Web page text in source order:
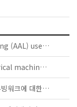
IEC TS 63134:2020 - Active assisted living (AAL) use cases
IEC 60034-5:2020 RLV - Rotating electrical machines - Part 5: Degrees of protection provided by the integral design of rotating electrical machines (IP code) - Classification
KS B ISO/TS 25740-1 - 에스컬레이터 및 무빙워크에 대한 안전요건 — 제1부: 세계공통 필수 안전요건(GESRs)